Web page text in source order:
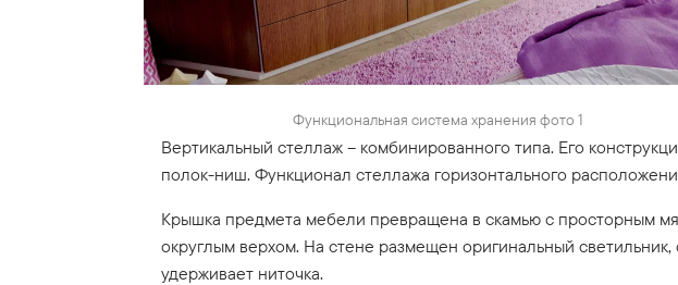
Функциональная система хранения фото 1
Вертикальный стеллаж – комбинированного типа. Его
полок-ниш. Функционал стеллажа горизонтального
Крышка предмета мебели превращена в скамью с просторным
округлым верхом. На стене размещен оригинальный
удерживает ниточка.